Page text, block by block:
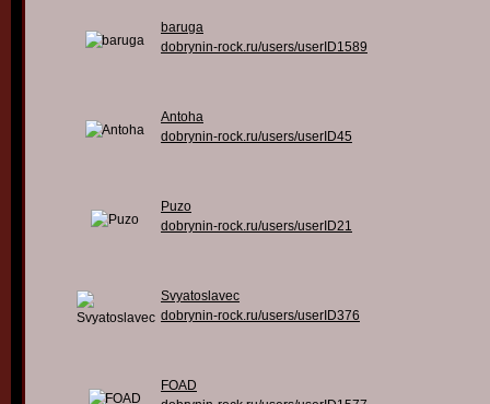
baruga
dobrynin-rock.ru/users/userID1589
Antoha
dobrynin-rock.ru/users/userID45
Puzo
dobrynin-rock.ru/users/userID21
Svyatoslavec
dobrynin-rock.ru/users/userID376
FOAD